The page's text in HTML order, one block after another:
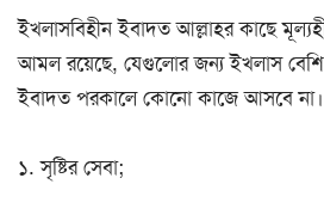
ইখলাসবিহীন ইবাদত আল্লাহর কাছে
আমল রয়েছে, যেগুলোর জন্য ইখলাস
ইবাদত পরকালে কোনো কাজে আসবে
১. সৃষ্টির সেবা;